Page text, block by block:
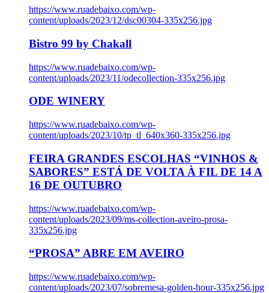
https://www.ruadebaixo.com/wp-
content/uploads/2023/12/dsc00304-335x256.jpg
Bistro 99 by Chakall
https://www.ruadebaixo.com/wp-
content/uploads/2023/11/odecollection-335x256.jpg
ODE WINERY
https://www.ruadebaixo.com/wp-
content/uploads/2023/10/tp_tl_640x360-335x256.jpg
FEIRA GRANDES ESCOLHAS “VINHOS &
SABORES” ESTÁ DE VOLTA À FIL DE 14 A
16 DE OUTUBRO
https://www.ruadebaixo.com/wp-
content/uploads/2023/09/ms-collection-aveiro-prosa-
335x256.jpg
“PROSA” ABRE EM AVEIRO
https://www.ruadebaixo.com/wp-
content/uploads/2023/07/sobremesa-golden-hour-335x256.jpg